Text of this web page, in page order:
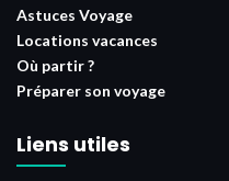
Astuces Voyage
Locations vacances
Où partir ?
Préparer son voyage
Liens utiles